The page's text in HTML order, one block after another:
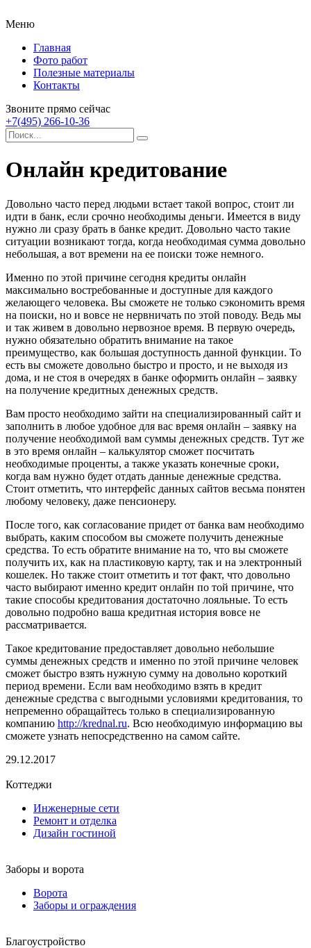
Меню
Главная
Фото работ
Полезные материалы
Контакты
Звоните прямо сейчас
+7(495) 266-10-36
Онлайн кредитование
Довольно часто перед людьми встает такой вопрос, стоит ли
идти в банк, если срочно необходимы деньги. Имеется в виду
нужно ли сразу брать в банке кредит. Довольно часто такие
ситуации возникают тогда, когда необходимая сумма довольно
небольшая, а вот времени на ее поиски тоже немного.
Именно по этой причине сегодня кредиты онлайн
максимально востребованные и доступные для каждого
желающего человека. Вы сможете не только сэкономить время
на поиски, но и вовсе не нервничать по этой поводу. Ведь мы
и так живем в довольно нервозное время. В первую очередь,
нужно обязательно обратить внимание на такое
преимущество, как большая доступность данной функции. То
есть вы сможете довольно быстро и просто, и не выходя из
дома, и не стоя в очередях в банке оформить онлайн – заявку
на получение кредитных денежных средств.
Вам просто необходимо зайти на специализированный сайт и
заполнить в любое удобное для вас время онлайн – заявку на
получение необходимой вам суммы денежных средств. Тут же
в это время онлайн – калькулятор сможет посчитать
необходимые проценты, а также указать конечные сроки,
когда вам нужно будет отдать данные денежные средства.
Стоит отметить, что интерфейс данных сайтов весьма понятен
любому человеку, даже пенсионеру.
После того, как согласование придет от банка вам необходимо
выбрать, каким способом вы сможете получить денежные
средства. То есть обратите внимание на то, что вы сможете
получить их, как на пластиковую карту, так и на электронный
кошелек. Но также стоит отметить и тот факт, что довольно
часто выбирают именно кредит онлайн по той причине, что
такие способы кредитования достаточно лояльные. То есть
довольно подробно ваша кредитная история вовсе не
рассматривается.
Такое кредитование предоставляет довольно небольшие
суммы денежных средств и именно по этой причине человек
сможет быстро взять нужную сумму на довольно короткий
период времени. Если вам необходимо взять в кредит
денежные средства с выгодными условиями кредитования, то
непременно обращайтесь только в специализированную
компанию http://krednal.ru. Всю необходимую информацию вы
сможете узнать непосредственно на самом сайте.
29.12.2017
Коттеджи
Инженерные сети
Ремонт и отделка
Дизайн гостиной
Заборы и ворота
Ворота
Заборы и ограждения
Благоустройство